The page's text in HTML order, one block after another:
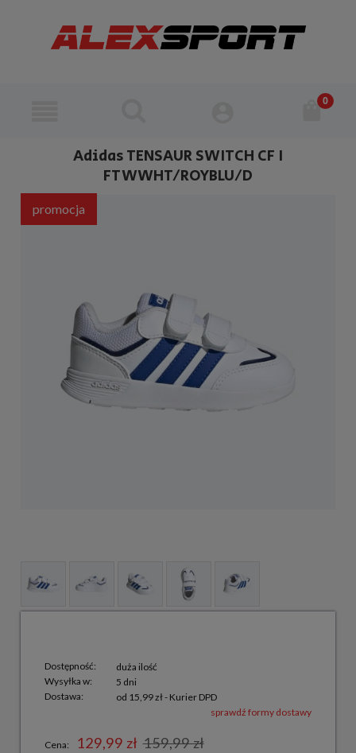
Adidas TENSAUR SWITCH CF I
FTWWHT/ROYBLU/D
promocja
Dostępność:
duża ilość
Wysyłka w:
5 dni
Dostawa:
od 15,99 zł- Kurier DPD
sprawdź formy dostawy
Cena: 129,99 zł 159,99 zł